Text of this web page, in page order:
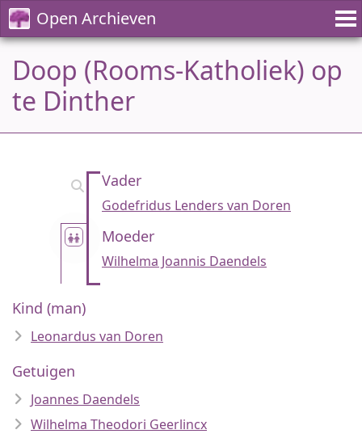
Open Archieven
Doop (Rooms-Katholiek) op
te Dinther
Vader
Godefridus Lenders van Doren
Moeder
Wilhelma Joannis Daendels
Kind (man)
Leonardus van Doren
Getuigen
Joannes Daendels
Wilhelma Theodori Geerlincx